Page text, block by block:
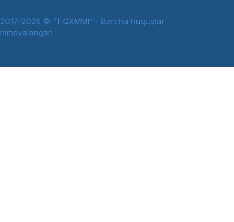
2017-2026 © “TIQXMMI” - Barcha huquqlar
himoyalangan